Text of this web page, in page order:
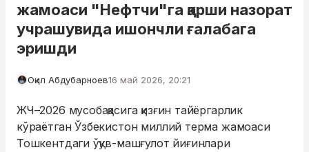
жамоаси "Нефтчи"га қарши назорат
учрашувида ишончли ғалабага
эришди
Оқил Абдубарноев16 май 2026, 20:21
ЖЧ–2026 мусобақасига қизғин тайёргарлик
кўраётган Ўзбекистон миллий терма жамоаси
Тошкентдаги ўқув-машғулот йиғинлари